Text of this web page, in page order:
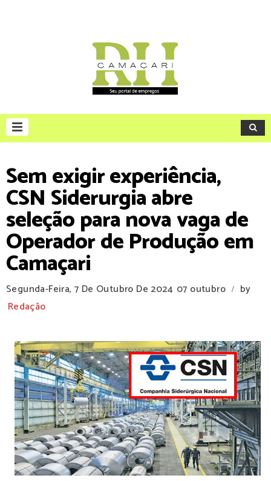
Sem exigir experiência,
CSN Siderurgia abre
seleção para nova vaga de
Operador de Produção em
Camaçari
Segunda-Feira, 7 De Outubro De 2024 07 outubro /
by
Redação